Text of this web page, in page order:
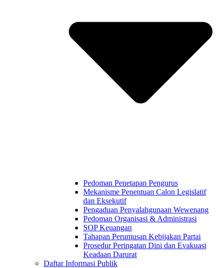
Pedoman Penetapan Pengurus
Mekanisme Penentuan Calon Legislatif
dan Eksekutif
Pengaduan Penyalahgunaan Wewenang
Pedoman Organisasi & Administrasi
SOP Keuangan
Tahapan Perumusan Kebijakan Partai
Prosedur Peringatan Dini dan Evakuasi
Keadaan Darurat
Daftar Informasi Publik